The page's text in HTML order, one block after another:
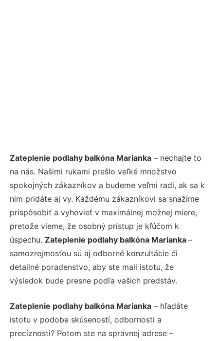
Zateplenie podlahy balkóna Marianka – nechajte to
na nás. Našimi rukami prešlo veľké množstvo
spokojných zákazníkov a budeme veľmi radi, ak sa k
nim pridáte aj vy. Každému zákazníkovi sa snažíme
prispôsobiť a vyhovieť v maximálnej možnej miere,
pretože vieme, že osobný prístup je kľúčom k
úspechu. Zateplenie podlahy balkóna Marianka –
samozrejmosťou sú aj odborné konzultácie či
detailné poradenstvo, aby ste mali istotu, že
výsledok bude presne podľa vašich predstáv.
Zateplenie podlahy balkóna Marianka – hľadáte
istotu v podobe skúseností, odbornosti a
precíznosti? Potom ste na správnej adrese –